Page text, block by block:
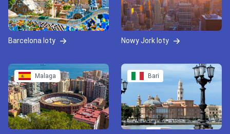
Barcelona loty Nowy Jork loty
Malaga Bari